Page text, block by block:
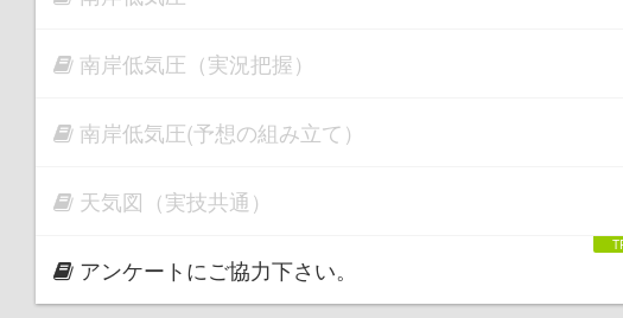
南岸低気圧（実況把握）
南岸低気圧(予想の組み立て）
天気図（実技共通）
アンケートにご協力下さい。